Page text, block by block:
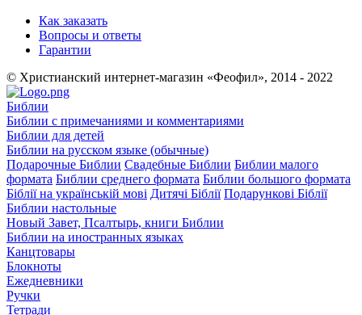
Как заказать
Вопросы и ответы
Гарантии
© Христианский интернет-магазин «Феофил», 2014 - 2022
Библии
Библии с примечаниями и комментариями
Библии для детей
Библии на русском языке (обычные)
Подарочные Библии Свадебные Библии Библии малого
формата Библии среднего формата Библии большого формата
Біблії на українській мові Дитячі Біблії Подарункові Біблії
Библии настольные
Новый Завет, Псалтырь, книги Библии
Библии на иностранных языках
Канцтовары
Блокноты
Ежедневники
Ручки
Тетради